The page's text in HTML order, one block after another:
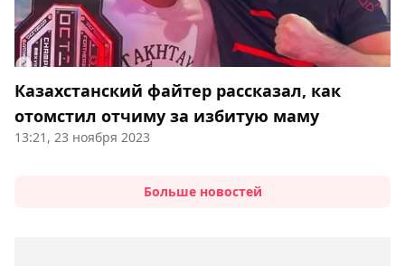
Казахстанский файтер рассказал, как
отомстил отчиму за избитую маму
13:21, 23 ноября 2023
Больше новостей